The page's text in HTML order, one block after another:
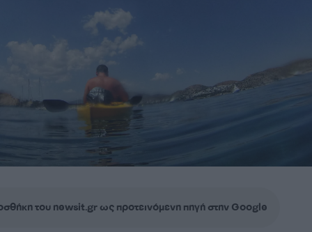
του newsit.gr ως προτεινόμενη πηγή στην Google